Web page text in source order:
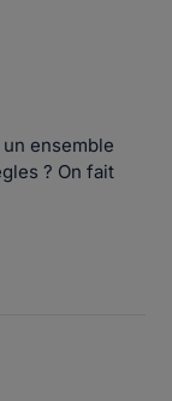
ensemble
? On fait